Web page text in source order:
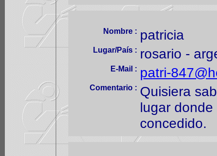
Nombre : patricia
Lugar/País : rosario -
E-Mail : patri-
Comentario : Quisiera
lugar
concedido.